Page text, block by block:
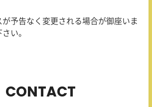
予告なく変更される場合が御座いま
い。
CONTACT